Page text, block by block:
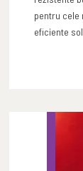
pentru cele
eficiente